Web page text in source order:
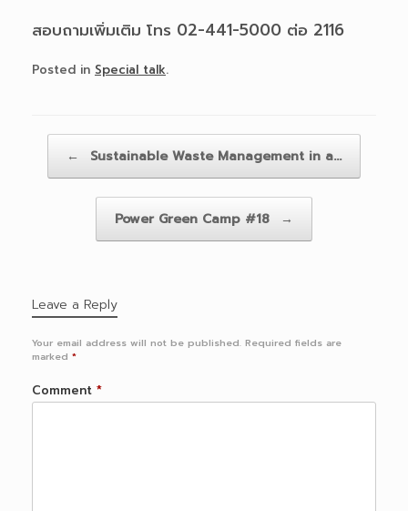
สอบถามเพิ่มเติม โทร 02-441-5000 ต่อ 2116
Posted in Special talk.
← Sustainable Waste Management in a…
Power Green Camp #18 →
Leave a Reply
Your email address will not be published. Required fields are
marked *
Comment *